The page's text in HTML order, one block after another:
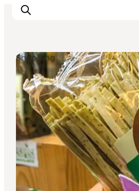
Inspiration
Regionen
Erlebnisse
Unterkünfte
Reiseplanung
Shopping